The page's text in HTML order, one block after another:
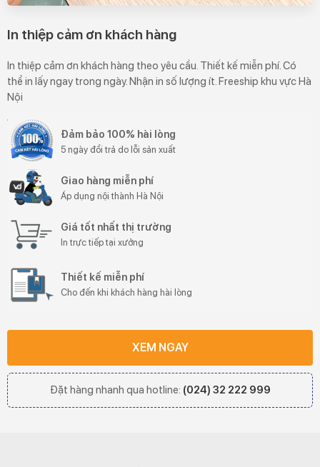
In thiệp cảm ơn khách hàng
In thiệp cảm ơn khách hàng theo yêu cầu. Thiết kế miễn phí. Có
thể in lấy ngay trong ngày. Nhận in số lượng ít. Freeship khu vực Hà
Nội
Đảm bảo 100% hài lòng
5 ngày đổi trả do lỗi sản xuất
Giao hàng miễn phí
Áp dụng nội thành Hà Nội
Giá tốt nhất thị trường
In trực tiếp tại xưởng
Thiết kế miễn phí
Cho đến khi khách hàng hài lòng
XEM NGAY
Đặt hàng nhanh qua hotline: (024) 32 222 999